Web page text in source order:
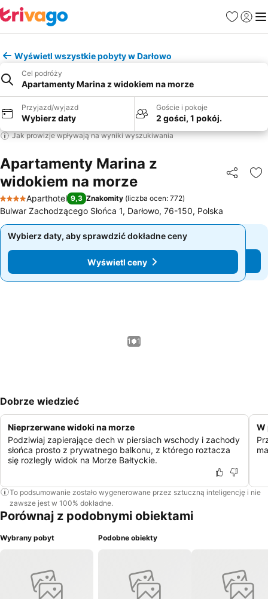
Ulubione
Wyświetl wszystkie pobyty w Darłowo
Cel podróży
Apartamenty Marina z widokiem na morze
Przyjazd/wyjazd
Wybierz daty
Goście i pokoje
2 gości, 1 pokój.
Jak prowizje wpływają na wyniki wyszukiwania
Apartamenty Marina z
widokiem na morze
4 Kategoria
Aparthotel 9,3 Znakomity (liczba ocen: 772)
Bulwar Zachodzącego Słońca 1, Darłowo, 76-150, Polska
Wybierz daty, aby sprawdzić dokładne ceny
Wyświetl ceny
Wybierz daty, aby sprawdzić dokładne ceny
Wyświetl ceny
1 / 1
Dobrze wiedzieć
Nieprzerwane widoki na morze
Podziwiaj zapierające dech w piersiach wschody i zachody
słońca prosto z prywatnego balkonu, z którego roztacza
się rozległy widok na Morze Bałtyckie.
W
To podsumowanie zostało wygenerowane przez sztuczną inteligencję i nie
zawsze jest w 100% dokładne.
Porównaj z podobnymi obiektami
Wybrany pobyt Podobne obiekty